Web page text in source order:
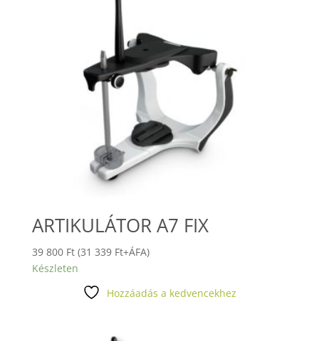
ARTIKULÁTOR A7 FIX
39 800 Ft (31 339 Ft+ÁFA)
Készleten
Hozzáadás a kedvencekhez